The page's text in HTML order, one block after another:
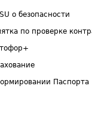
о безопасности
по проверке
Паспорта